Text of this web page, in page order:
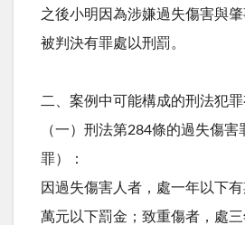
之後小明因為涉嫌過失傷害與
被判決有罪處以刑罰。
二、案例中可能構成的刑法犯罪
（一）刑法第284條的過失傷害
罪）：
因過失傷害人者，處一年以下
萬元以下罰金；致重傷者，處三